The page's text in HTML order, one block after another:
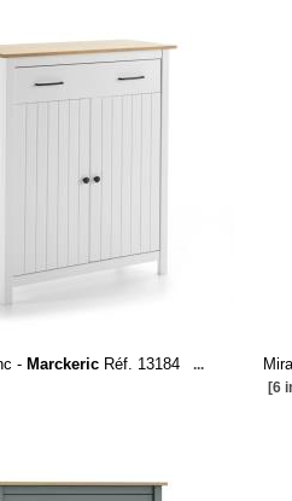
- Marckeric Réf. 13184
...
[6